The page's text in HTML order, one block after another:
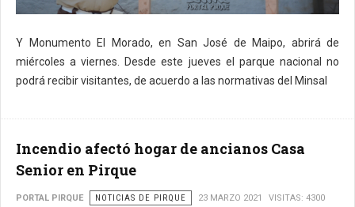
Y Monumento El Morado, en San José de Maipo, abrirá de
miércoles a viernes. Desde este jueves el parque nacional no
podrá recibir visitantes, de acuerdo a las normativas del Minsal
Incendio afectó hogar de ancianos Casa
Senior en Pirque
PORTAL PIRQUE NOTICIAS DE PIRQUE 23 MARZO 2021 VISITAS: 4300